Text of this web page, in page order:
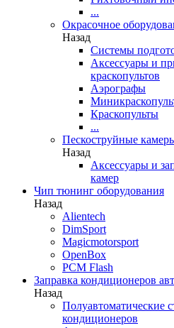
...
Окрасочное
Назад
Системы
Аксессуары и
краскопультов
Аэрографы
Краскопульты
...
Пескоструйные
Назад
Аксессуары и
камер
Чип тюнинг оборудования
Назад
Alientech
DimSport
Magicmotorsport
OpenBox
PCM Flash
Заправка кондиционеров
Назад
Полуавтоматические
кондиционеров